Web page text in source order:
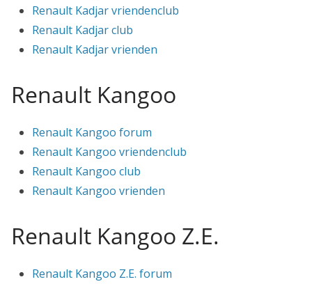
Renault Kadjar vriendenclub
Renault Kadjar club
Renault Kadjar vrienden
Renault Kangoo
Renault Kangoo forum
Renault Kangoo vriendenclub
Renault Kangoo club
Renault Kangoo vrienden
Renault Kangoo Z.E.
Renault Kangoo Z.E. forum